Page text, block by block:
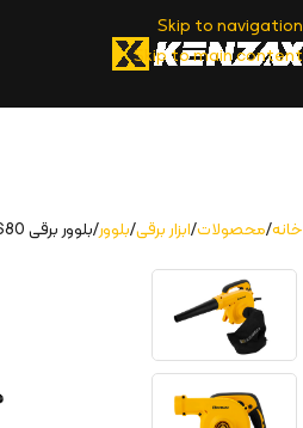
Skip to navigation
Skip to main content
خانه محصولات ابزار برقی بلوور بلوور برقی 680 وات | 5655